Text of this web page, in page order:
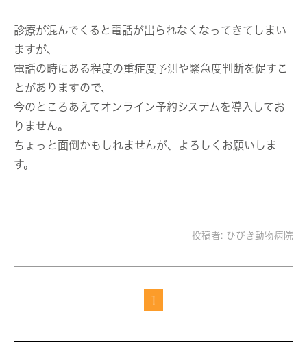
診療が混んでくると電話が出られなくなってきてしまい
ますが、
電話の時にある程度の重症度予測や緊急度判断を促すこ
とがありますので、
今のところあえてオンライン予約システムを導入してお
りません。
ちょっと面倒かもしれませんが、よろしくお願いしま
す。
投稿者: ひびき動物病院
1